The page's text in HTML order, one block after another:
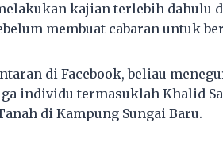
kajian terlebih dahulu
membuat cabaran untuk
di Facebook, beliau
individu termasuklah Khalid
di Kampung Sungai Baru.